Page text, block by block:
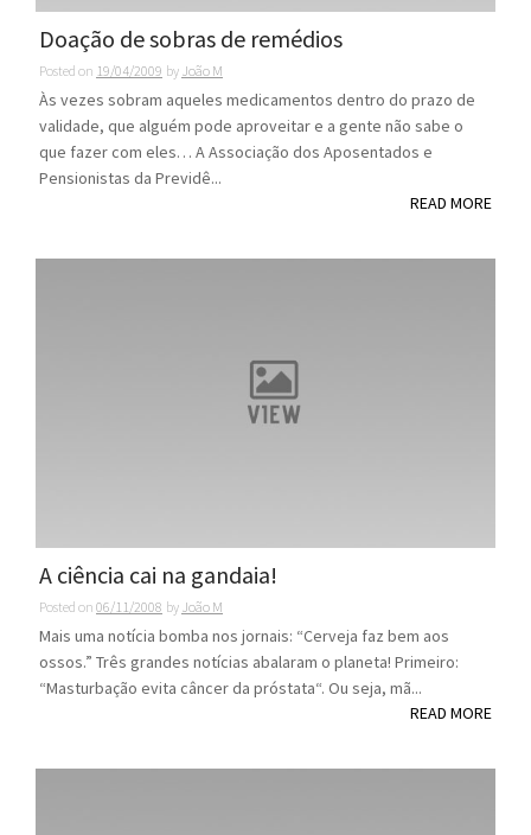
Doação de sobras de remédios
Posted on 19/04/2009 by João M
Às vezes sobram aqueles medicamentos dentro do prazo de
validade, que alguém pode aproveitar e a gente não sabe o
que fazer com eles… A Associação dos Aposentados e
Pensionistas da Previdê...
READ MORE
A ciência cai na gandaia!
Posted on 06/11/2008 by João M
Mais uma notícia bomba nos jornais: “Cerveja faz bem aos
ossos.” Três grandes notícias abalaram o planeta! Primeiro:
“Masturbação evita câncer da próstata“. Ou seja, mã...
READ MORE